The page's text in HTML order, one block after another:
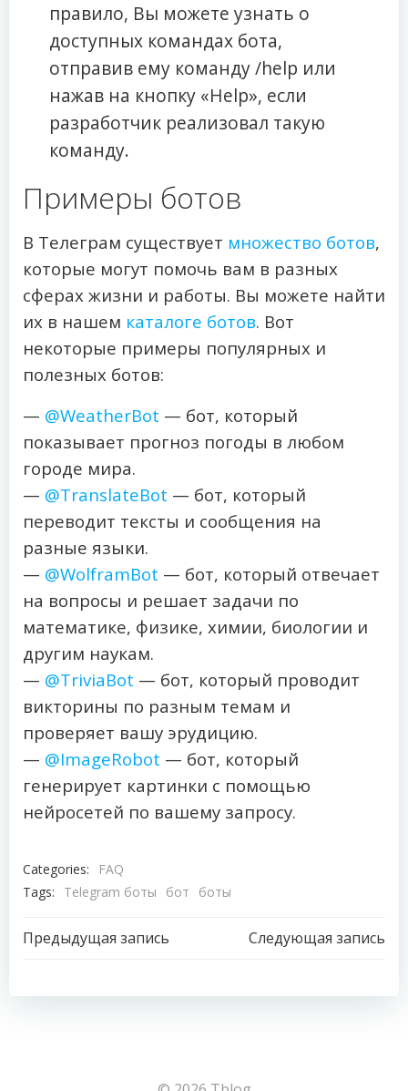
правило, Вы можете узнать о
доступных командах бота,
отправив ему команду /help или
нажав на кнопку «Help», если
разработчик реализовал такую
команду.
Примеры ботов
В Телеграм существует множество ботов,
которые могут помочь вам в разных
сферах жизни и работы. Вы можете найти
их в нашем каталоге ботов. Вот
некоторые примеры популярных и
полезных ботов:
— @WeatherBot — бот, который
показывает прогноз погоды в любом
городе мира.
— @TranslateBot — бот, который
переводит тексты и сообщения на
разные языки.
— @WolframBot — бот, который отвечает
на вопросы и решает задачи по
математике, физике, химии, биологии и
другим наукам.
— @TriviaBot — бот, который проводит
викторины по разным темам и
проверяет вашу эрудицию.
— @ImageRobot — бот, который
генерирует картинки с помощью
нейросетей по вашему запросу.
Categories:
FAQ
Tags:
Telegram боты бот боты
Навигация
записям
Предыдущая запись
Навигация
записям
Следующая запись